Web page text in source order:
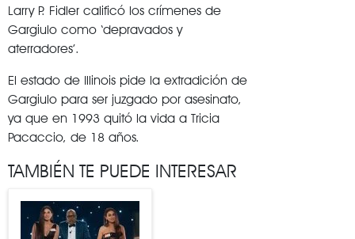
Larry P. Fidler calificó los crímenes de
Gargiulo como ‘depravados y
aterradores’.
El estado de Illinois pide la extradición de
Gargiulo para ser juzgado por asesinato,
ya que en 1993 quitó la vida a Tricia
Pacaccio, de 18 años.
TAMBIÉN TE PUEDE INTERESAR